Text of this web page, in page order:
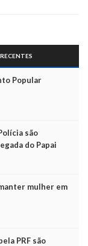
RECENTES
Popular
são
do Papai
mulher em
PRF são